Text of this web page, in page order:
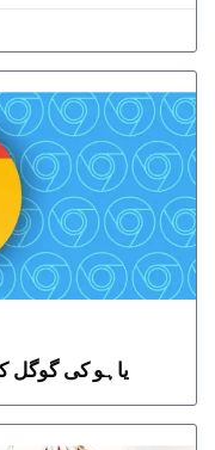
یاہو کی گوگل